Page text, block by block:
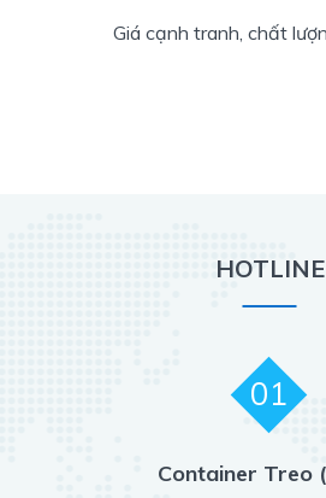
Giá cạnh tranh, chất
HOTLINE
01
Container Treo